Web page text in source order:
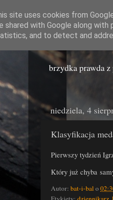
brzydka prawda
niedziela, 4
Klasyfikacja
Pierwszy tydzień
Który już chyba
Autor: bat-i-balo
site uses cookies from
shared with Google along
and to detect and